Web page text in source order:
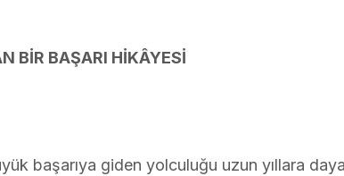
BİR BAŞARI HİKÂYESİ
başarıya giden yolculuğu uzun yıllara